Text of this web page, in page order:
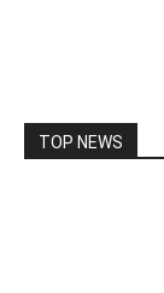
TOP NEWS